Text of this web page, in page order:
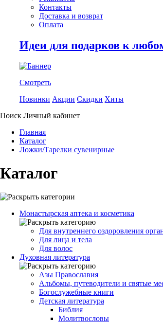
Контакты
Доставка и возврат
Оплата
Идеи для подарков к
Смотреть
Новинки Акции Скидки Хиты
Поиск Личный кабинет
Главная
Каталог
Ложки/Тарелки сувенирные
Каталог
Монастырская аптека и косметика
Для внутреннего оздоровления
Для лица и тела
Для волос
Духовная литература
Азы Православия
Альбомы, путеводители и святые
Богослужебные книги
Детская литература
Библия
Молитвословы